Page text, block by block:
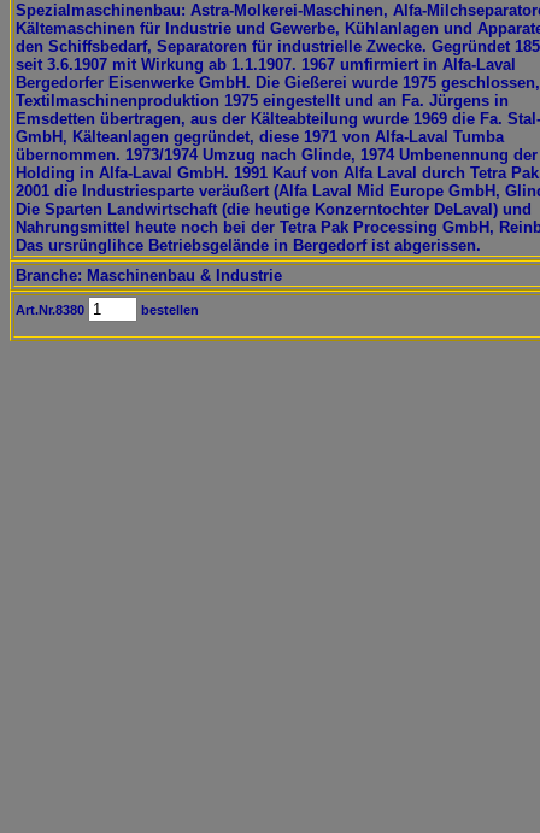
Spezialmaschinenbau: Astra-Molkerei-Maschinen, Alfa-
Kältemaschinen für Industrie und Gewerbe, Kühlanlagen und
den Schiffsbedarf, Separatoren für industrielle Zwecke. Gegründet
seit 3.6.1907 mit Wirkung ab 1.1.1907. 1967 umfirmiert in Alfa-Laval
Bergedorfer Eisenwerke GmbH. Die Gießerei wurde 1975 geschlossen,
Textilmaschinenproduktion 1975 eingestellt und an Fa. Jürgens in
Emsdetten übertragen, aus der Kälteabteilung wurde 1969 die Fa.
GmbH, Kälteanlagen gegründet, diese 1971 von Alfa-Laval Tumba
übernommen. 1973/1974 Umzug nach Glinde, 1974 Umbenennung der
Holding in Alfa-Laval GmbH. 1991 Kauf von Alfa Laval durch Tetra
2001 die Industriesparte veräußert (Alfa Laval Mid Europe GmbH,
Die Sparten Landwirtschaft (die heutige Konzerntochter DeLaval) und
Nahrungsmittel heute noch bei der Tetra Pak Processing GmbH,
Das ursrünglihce Betriebsgelände in Bergedorf ist abgerissen.
Branche: Maschinenbau & Industrie
Art.Nr.8380 bestellen